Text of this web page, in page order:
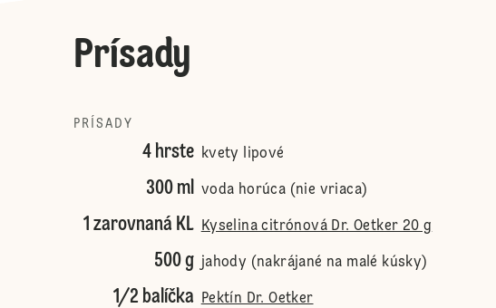
Prísady
PRÍSADY
4 hrste kvety lipové
300 ml voda horúca (nie vriaca)
1 zarovnaná KL Kyselina citrónová Dr. Oetker 20 g
500 g jahody (nakrájané na malé kúsky)
1/2 balíčka Pektín Dr. Oetker